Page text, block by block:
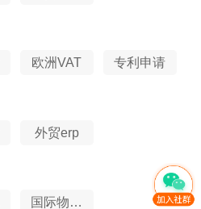
欧洲VAT 专利申请
外贸erp
国际物流